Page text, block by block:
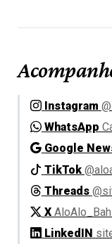
Instagram
WhatsApp
Google
TikTok
Threads
X
LinkedIN